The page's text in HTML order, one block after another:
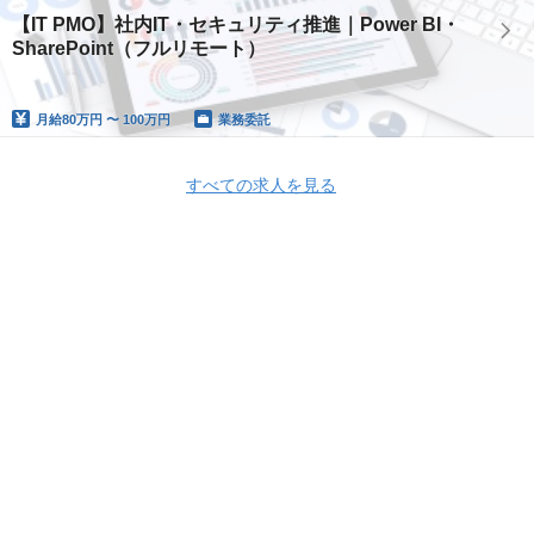
【IT PMO】社内IT・セキュリティ推進｜Power BI・
SharePoint（フルリモート）
月給80万円 〜 100万円 業務委託
すべての求人を見る